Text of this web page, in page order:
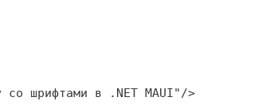
со шрифтами в .NET MAUI"/>